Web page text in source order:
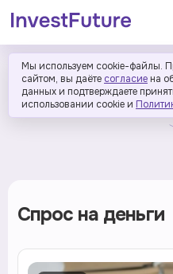
Мы используем cookie-файлы.
сайтом, вы даёте согласие на
данных и подтверждаете
использовании cookie и
Спрос на деньги